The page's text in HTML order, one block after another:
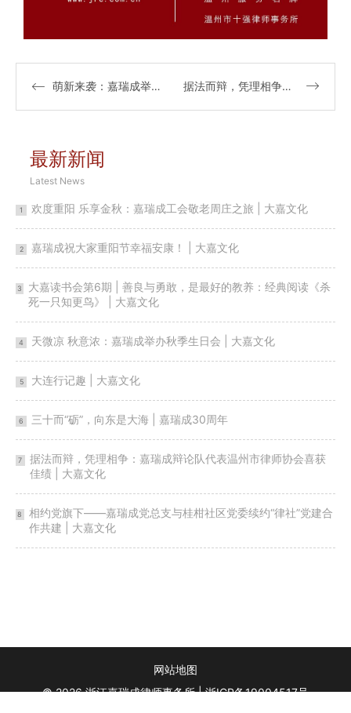
萌新来袭：嘉瑞成举办新员工迎新会暨入职培训会 | 大嘉文化 据法而辩，凭理相争：嘉瑞成辩论队代表温州市律师协会喜获佳绩 | 大嘉文化
最新新闻
Latest News
1 欢度重阳 乐享金秋：嘉瑞成工会敬老周庄之旅 | 大嘉文化
2 嘉瑞成祝大家重阳节幸福安康！ | 大嘉文化
3
大嘉读书会第6期 | 善良与勇敢，是最好的教养：经典阅读《杀
死一只知更鸟》 | 大嘉文化
4 天微凉 秋意浓：嘉瑞成举办秋季生日会 | 大嘉文化
5 大连行记趣 | 大嘉文化
6 三十而“砺”，向东是大海 | 嘉瑞成30周年
7
据法而辩，凭理相争：嘉瑞成辩论队代表温州市律师协会喜获
佳绩 | 大嘉文化
8
相约党旗下——嘉瑞成党总支与桂柑社区党委续约“律社”党建合
作共建 | 大嘉文化
© 2026 浙江嘉瑞成律师事务所 |浙ICP备19004517号
网站地图